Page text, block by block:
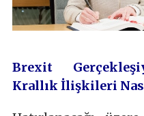
Brexit
Krallık İlişkileri